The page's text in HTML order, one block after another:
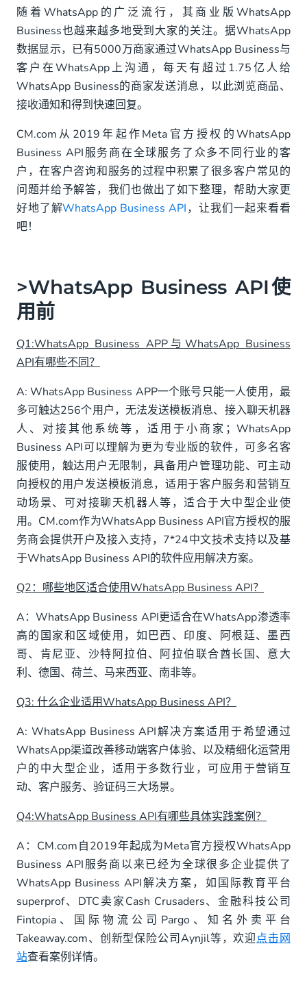
>WhatsApp Business API使用前
>WhatsApp Business API的申请
>WhatsApp Business API 使用中
随着WhatsApp的广泛流行，其商业版WhatsApp
Business也越来越多地受到大家的关注。据WhatsApp
数据显示，已有5000万商家通过WhatsApp Business与
客户在WhatsApp上沟通，每天有超过1.75亿人给
WhatsApp Business的商家发送消息，以此浏览商品、
接收通知和得到快速回复。
CM.com从2019年起作Meta官方授权的WhatsApp
Business API服务商在全球服务了众多不同行业的客
户，在客户咨询和服务的过程中积累了很多客户常见的
问题并给予解答，我们也做出了如下整理，帮助大家更
好地了解WhatsApp Business API，让我们一起来看看
吧！
>WhatsApp Business API使
用前
Q1:WhatsApp Business APP与WhatsApp Business
API有哪些不同？
A: WhatsApp Business APP一个账号只能一人使用，最
多可触达256个用户，无法发送模板消息、接入聊天机器
人、对接其他系统等，适用于小商家；WhatsApp
Business API可以理解为更为专业版的软件，可多名客
服使用，触达用户无限制，具备用户管理功能、可主动
向授权的用户发送模板消息，适用于客户服务和营销互
动场景、可对接聊天机器人等，适合于大中型企业使
用。CM.com作为WhatsApp Business API官方授权的服
务商会提供开户及接入支持，7*24中文技术支持以及基
于WhatsApp Business API的软件应用解决方案。
Q2：哪些地区适合使用WhatsApp Business API？
A：WhatsApp Business API更适合在WhatsApp渗透率
高的国家和区域使用，如巴西、印度、阿根廷、墨西
哥、肯尼亚、沙特阿拉伯、阿拉伯联合酋长国、意大
利、德国、荷兰、马来西亚、南非等。
Q3: 什么企业适用WhatsApp Business API？
A: WhatsApp Business API解决方案适用于希望通过
WhatsApp渠道改善移动端客户体验、以及精细化运营用
户的中大型企业，适用于多数行业，可应用于营销互
动、客户服务、验证码三大场景。
Q4:WhatsApp Business API有哪些具体实践案例？
A：CM.com自2019年起成为Meta官方授权WhatsApp
Business API服务商以来已经为全球很多企业提供了
WhatsApp Business API解决方案，如国际教育平台
superprof、DTC卖家Cash Crusaders、金融科技公司
Fintopia、国际物流公司Pargo、知名外卖平台
Takeaway.com、创新型保险公司Aynjil等，欢迎点击网
站查看案例详情。